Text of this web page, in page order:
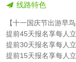
线路特色
【十一国庆节出游早鸟
提前45天报名享每人
提前30天报名享每人
提前15天报名享每人